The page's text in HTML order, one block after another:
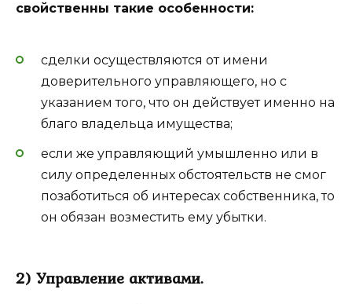
свойственны такие особенности:
сделки осуществляются от имени
доверительного управляющего, но с
указанием того, что он действует именно на
благо владельца имущества;
если же управляющий умышленно или в
силу определенных обстоятельств не смог
позаботиться об интересах собственника, то
он обязан возместить ему убытки.
2) Управление активами.